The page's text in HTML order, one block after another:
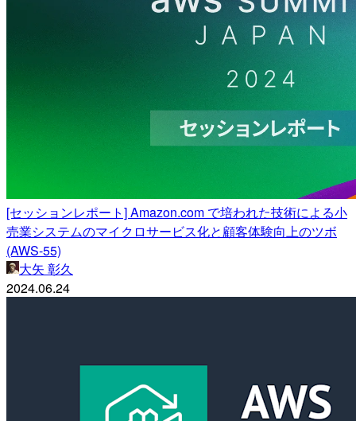
[セッションレポート] Amazon.com で培われた技術による小
売業システムのマイクロサービス化と顧客体験向上のツボ
(AWS-55)
大矢 彰久
2024.06.24